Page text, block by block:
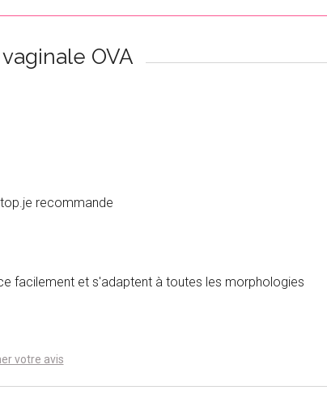
OVA
recommande
facilement et s'adaptent à toutes les morphologies
votre avis